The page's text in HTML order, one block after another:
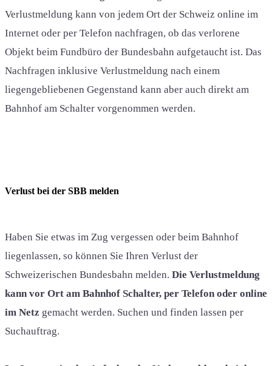
Verlustmeldung kann von jedem Ort der Schweiz online im
Internet oder per Telefon nachfragen, ob das verlorene
Objekt beim Fundbüro der Bundesbahn aufgetaucht ist. Das
Nachfragen inklusive Verlustmeldung nach einem
liegengebliebenen Gegenstand kann aber auch direkt am
Bahnhof am Schalter vorgenommen werden.
Verlust bei der SBB melden
Haben Sie etwas im Zug vergessen oder beim Bahnhof
liegenlassen, so können Sie Ihren Verlust der
Schweizerischen Bundesbahn melden. Die Verlustmeldung
kann vor Ort am Bahnhof Schalter, per Telefon oder online
im Netz gemacht werden. Suchen und finden lassen per
Suchauftrag.